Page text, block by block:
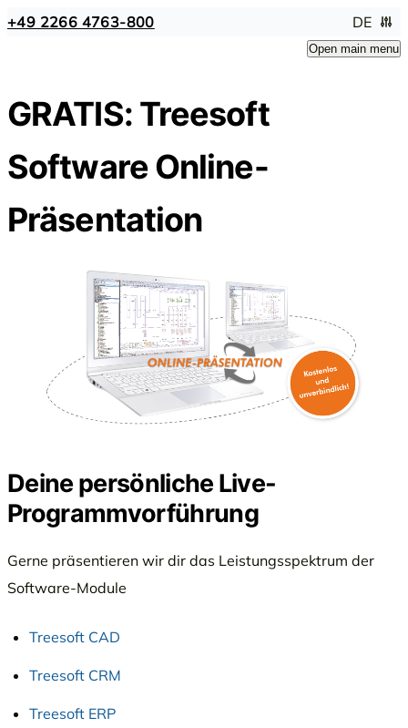
+49 2266 4763-800 DE
Open main menu
GRATIS: Treesoft
Software Online-
Präsentation
Deine persönliche Live-
Programmvorführung
Gerne präsentieren wir dir das Leistungsspektrum der
Software-Module
Treesoft CAD
Treesoft CRM
Treesoft ERP